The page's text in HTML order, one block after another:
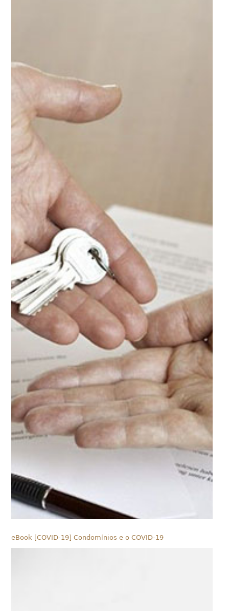
eBook [COVID-19] Condomínios e o COVID-19